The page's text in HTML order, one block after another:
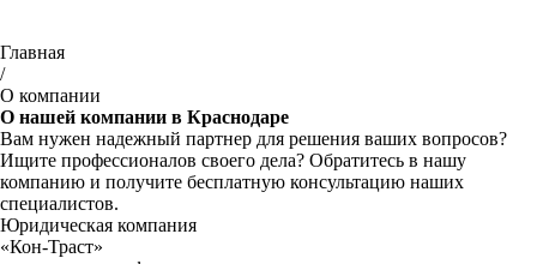
Главная
/
О компании
О нашей компании в Краснодаре
Вам нужен надежный партнер для решения ваших вопросов?
Ищите профессионалов своего дела? Обратитесь в нашу
компанию и получите бесплатную консультацию наших
специалистов.
Юридическая компания
«Кон-Траст»